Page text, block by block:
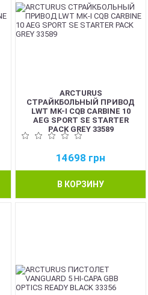
ARCTURUS
СТРАЙКБОЛЬНЫЙ ПРИВОД
LWT MK-I CQB CARBINE 10
AEG SPORT SE STARTER
PACK GREY 33589
14698 грн
В КОРЗИНУ